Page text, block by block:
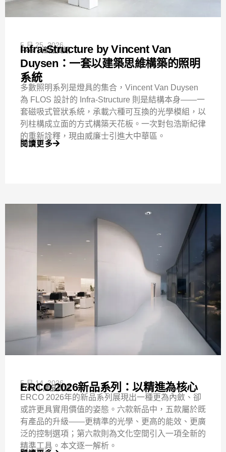
5 月 25, 2026
Flos 產品資訊
Infra-Structure by Vincent Van
Duysen：一套以建築思維構築的照明
系統
多數照明系列是燈具的集合，Vincent Van Duysen
為 FLOS 設計的 Infra-Structure 則是結構本身——一
套磁吸式管狀系統，承載六種可互換的光學模組，以
列柱構成立面的方式構築天花板。一次對包浩斯紀律
的重新詮釋，現由威廉士引進大中華區。
閱讀更多
5 月 14, 2026
Erco 產品資訊
ERCO 2026新品系列：以精進為核心
ERCO 2026年的新品系列展現出一種更為內斂、卻
或許更具實用價值的姿態。六款新品中，五款屬於既
有產品的升級——更精準的光學、更高的能效、更廣
泛的控制選項；第六款則為文化空間引入一項全新的
精準工具。本文逐一解析。